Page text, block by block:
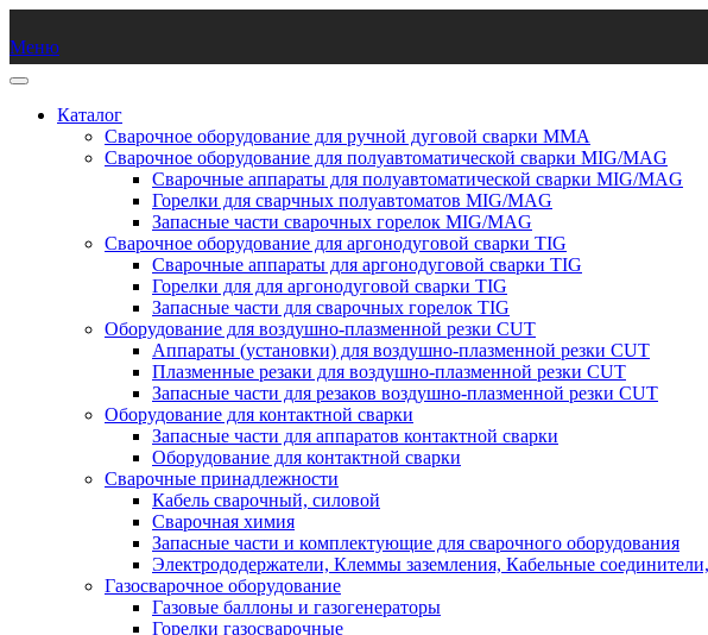
Меню
Каталог
Сварочное оборудование для ручной дуговой сварки ММА
Сварочное оборудование для полуавтоматической сварки MIG/MAG
Сварочные аппараты для полуавтоматической сварки MIG/MAG
Горелки для сварчных полуавтоматов MIG/MAG
Запасные части сварочных горелок MIG/MAG
Сварочное оборудование для аргонодуговой сварки TIG
Сварочные аппараты для аргонодуговой сварки TIG
Горелки для для аргонодуговой сварки TIG
Запасные части для сварочных горелок TIG
Оборудование для воздушно-плазменной резки CUT
Аппараты (установки) для воздушно-плазменной резки CUT
Плазменные резаки для воздушно-плазменной резки CUT
Запасные части для резаков воздушно-плазменной резки CUT
Оборудование для контактной сварки
Запасные части для аппаратов контактной сварки
Оборудование для контактной сварки
Сварочные принадлежности
Кабель сварочный, силовой
Сварочная химия
Запасные части и комплектующие для сварочного оборудования
Электрододержатели, Клеммы заземления, Кабельные
Газосварочное оборудование
Газовые баллоны и газогенераторы
Горелки газосварочные